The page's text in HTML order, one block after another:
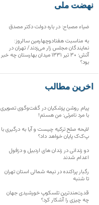
نهضت ملی
ضیاء مصباح: در باره دولت دکتر مصدق
به مناسبت هفتادوچهارمین سالروز:
نمایندگان مجلس زار می‌زدند/ تهران در
آتش؛ ۳۰ تیر ۱۳۳۱ میدان بهارستان چه خبر
بود؟
آخرین مطالب
پیام روشن پزشکیان در گفت‌و‌گوی تصویری
با مرد نامرئی: من هستم!
لایحه صلح ترکیه چیست و آیا به درگیری با
پ‌ک‌ک پایان خواهد داد؟
دو زندانی در زندان های اردبیل و دزفول
اعدام شدند
رگبار پراکنده در نیمه شمالی استان تهران
تا شنبه
قدرت‌مندترین تلسکوپ خورشیدی جهان
چه چیزی را آشکار کرد؟